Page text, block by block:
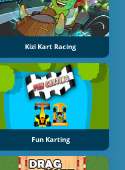
Kizi Kart Racing
Fun Karting